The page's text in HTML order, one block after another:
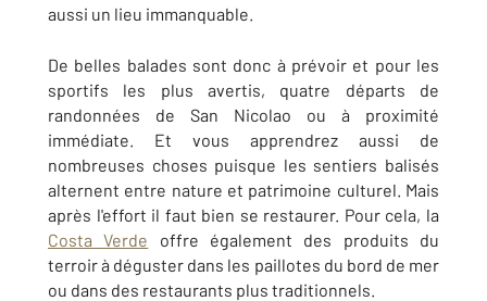
aussi un lieu immanquable.
De belles balades sont donc à prévoir et pour les
sportifs les plus avertis, quatre départs de
randonnées de San Nicolao ou à proximité
immédiate. Et vous apprendrez aussi de
nombreuses choses puisque les sentiers balisés
alternent entre nature et patrimoine culturel. Mais
après l'effort il faut bien se restaurer. Pour cela, la
Costa Verde offre également des produits du
terroir à déguster dans les paillotes du bord de mer
ou dans des restaurants plus traditionnels.